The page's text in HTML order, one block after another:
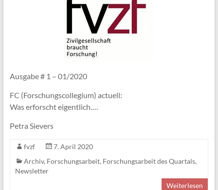
Ausgabe # 1 – 01/2020
FC (Forschungscollegium) actuell:
Was erforscht eigentlich….
Petra Sievers
fvzf
7. April 2020
Archiv, Forschungsarbeit, Forschungsarbeit des Quartals,
Newsletter
Weiterlesen